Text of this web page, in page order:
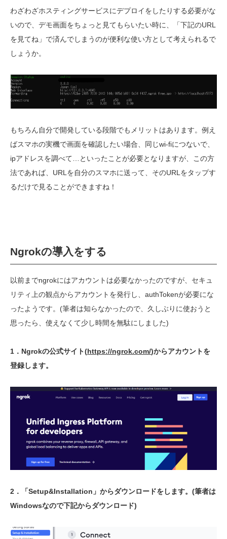
わざわざホスティングサービスにデプロイをしたりする必要がな
いので、デモ画面をちょっと見てもらいたい時に、「下記のURL
を見てね」で済んでしまうのが便利な使い方として考えられるで
しょうか。
もちろん自分で開発している段階でもメリットはあります。例え
ばスマホの実機で画面を確認したい場合、同じwi-fiにつないで、
ipアドレスを調べて…といったことが必要となりますが、この方
法であれば、URLを自分のスマホに送って、そのURLをタップす
るだけで見ることができますね！
Ngrokの導入をする
以前までngrokにはアカウントは必要なかったのですが、セキュ
リティ上の観点からアカウントを発行し、authTokenが必要にな
ったようです。(筆者は知らなかったので、久しぶりに使おうと
思ったら、使えなくて少し時間を無駄にしました)
1．Ngrokの公式サイト(https://ngrok.com/)からアカウントを
登録します。
2．「Setup&Installation」からダウンロードをします。(筆者は
Windowsなので下記からダウンロード)